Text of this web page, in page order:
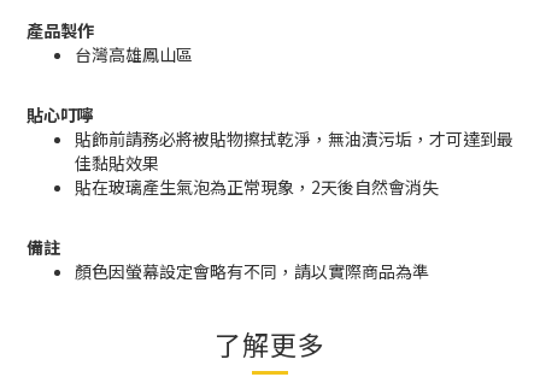
產品製作
台灣高雄鳳山區
貼心叮嚀
貼飾前請務必將被貼物擦拭乾淨，無油漬污垢，才可達到最
佳黏貼效果
貼在玻璃產生氣泡為正常現象，2天後自然會消失
備註
顏色因螢幕設定會略有不同，請以實際商品為準
了解更多